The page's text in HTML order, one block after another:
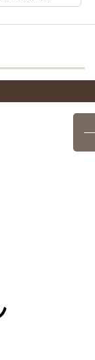
14分